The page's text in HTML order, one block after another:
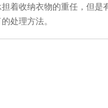
着收纳衣物的重任，但
处理方法。